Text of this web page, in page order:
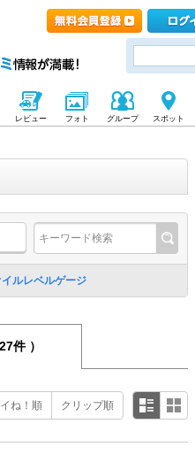
レビュー フォト グループ スポット
イルレベルゲージ
件 ）
ね！順 クリップ順